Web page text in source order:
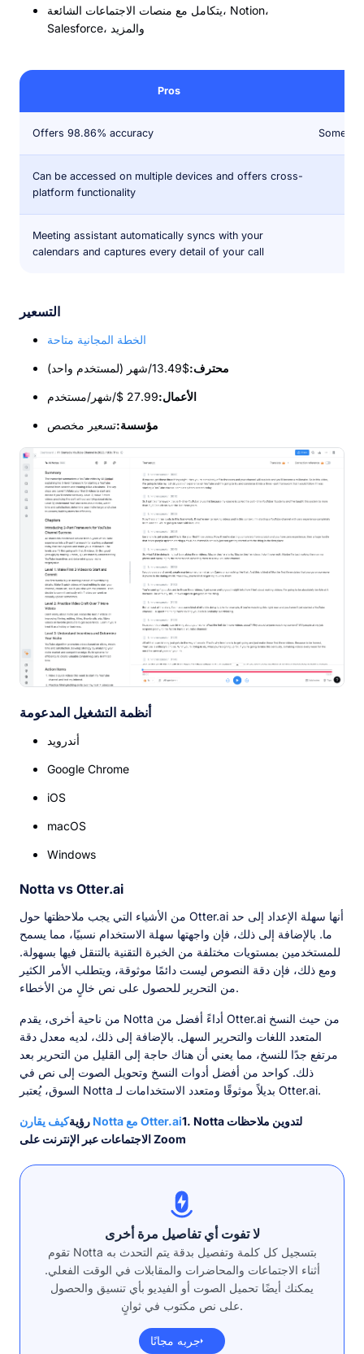
يتكامل مع منصات الاجتماعات الشائعة، Notion،
Salesforce، والمزيد
Pros
Offers 98.86% accuracy Some
Can be accessed on multiple devices and offers cross-
platform functionality
Meeting assistant automatically syncs with your
calendars and captures every detail of your call
التسعير
الخطة المجانية متاحة
محترف:$13.49/شهر (لمستخدم واحد)
الأعمال:27.99 $/شهر/مستخدم
مؤسسة:تسعير مخصص
أنظمة التشغيل المدعومة
أندرويد
Google Chrome
iOS
macOS
Windows
Notta vs Otter.ai
من الأشياء التي يجب ملاحظتها حول Otter.ai أنها سهلة الإعداد إلى حد
ما. بالإضافة إلى ذلك، فإن واجهتها سهلة الاستخدام نسبيًا، مما يسمح
للمستخدمين بمستويات مختلفة من الخبرة التقنية بالتنقل فيها بسهولة.
ومع ذلك، فإن دقة النصوص ليست دائمًا موثوقة، ويتطلب الأمر الكثير
من التحرير للحصول على نص خالٍ من الأخطاء.
من ناحية أخرى، يقدم Notta أداءً أفضل من Otter.ai من حيث النسخ
المتعدد اللغات والتحرير السهل. بالإضافة إلى ذلك، لديه معدل دقة
مرتفع جدًا للنسخ، مما يعني أن هناك حاجة إلى القليل من التحرير بعد
ذلك. كواحد من أفضل أدوات النسخ وتحويل الصوت إلى نص في
السوق، يُعتبر Notta بديلاً موثوقًا ومتعدد الاستخدامات لـ Otter.ai.
رؤية كيف يقارن Notta مع Otter.ai1. Notta لتدوين ملاحظات
الاجتماعات عبر الإنترنت على Zoom
لا تفوت أي تفاصيل مرة أخرى
تقوم Notta بتسجيل كل كلمة وتفصيل بدقة يتم التحدث به
أثناء الاجتماعات والمحاضرات والمقابلات في الوقت الفعلي.
يمكنك أيضًا تحميل الصوت أو الفيديو بأي تنسيق والحصول
على نص مكتوب في ثوانٍ.
جربه مجانًا